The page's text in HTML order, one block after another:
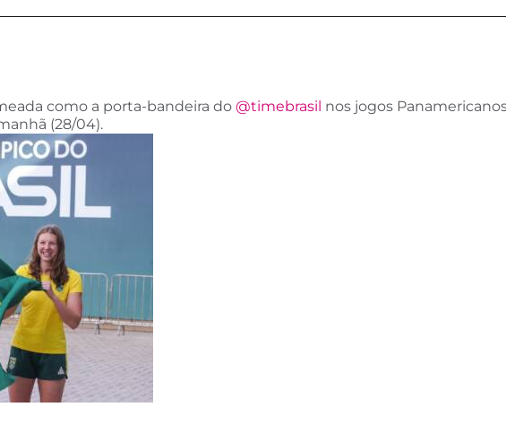
como a porta-bandeira do @timebrasil nos jogos
(28/04).